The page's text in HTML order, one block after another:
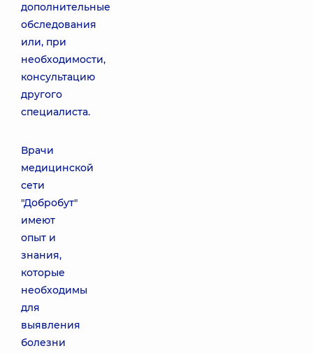
дополнительные
обследования
или, при
необходимости,
консультацию
другого
специалиста.
Врачи
медицинской
сети
"Добробут"
имеют
опыт и
знания,
которые
необходимы
для
выявления
болезни